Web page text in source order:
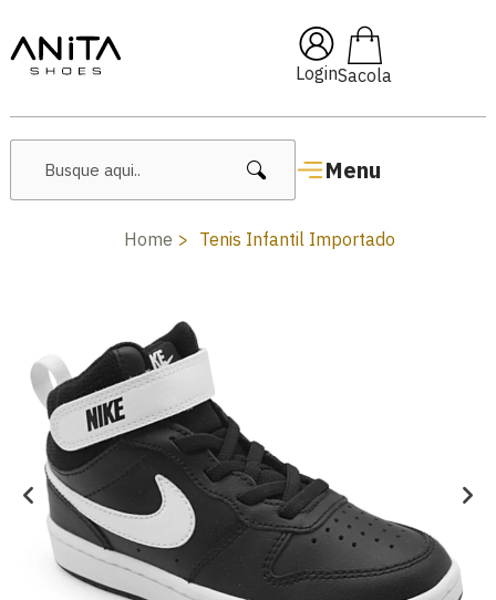
Login
Menu
🔥 Lançamentos Femininos
Home Tenis Infantil Importado